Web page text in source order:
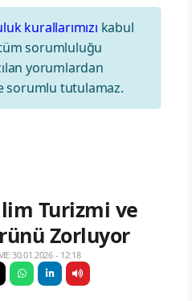
kurallarımızı kabul
sorumluluğu
yorumlardan
sorumlu tutulamaz.
Turizmi ve
Zorluyor
- 12:18